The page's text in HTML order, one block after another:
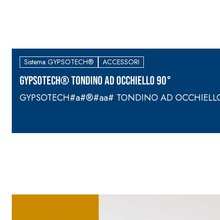
Sistema GYPSOTECH® ACCESSORI
GYPSOTECH® TONDINO AD OCCHIELLO 90°
GYPSOTECH#a#®#aa# TONDINO AD